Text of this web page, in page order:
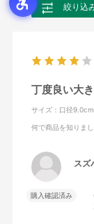
絞り込
丁度良い大
サイズ：口径
何で商品を知りま
スズ
購入確認済み